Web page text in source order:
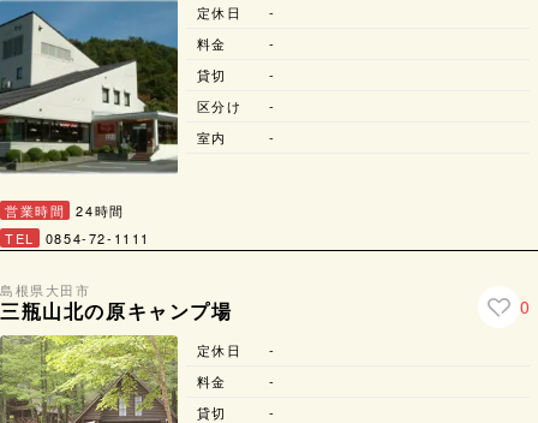
営業時間
24時間
TEL
0854-72-1111
定休日
-
料金
-
貸切
-
区分け
-
室内
-
島根県 大田市
三瓶山北の原キャンプ場 0
定休日
-
料金
-
貸切
-